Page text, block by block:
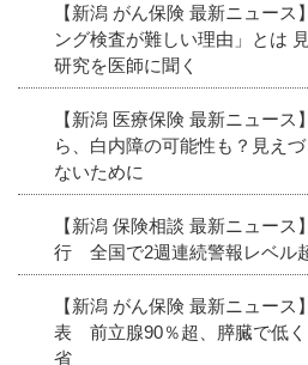
【新潟 がん保険 最新ニュー
ング検査が難しい理由」とは
研究を医師に聞く
【新潟 医療保険 最新ニュー
ら、白内障の可能性も？見え
ないために
【新潟 保険相談 最新ニュー
行 全国で2週連続警報レベル
【新潟 がん保険 最新ニュー
表 前立腺90％超、膵臓で低
省